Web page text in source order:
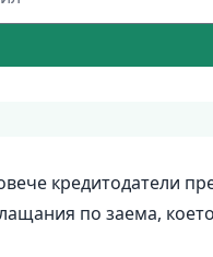
кредитодатели
по заема,